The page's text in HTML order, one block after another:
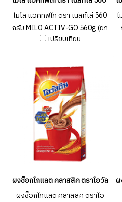
ไมโล แอคทิฟโก ตรา เนสท์เล่ 560
กรัม MILO ACTIV-GO 560g (ยก
ลัง 18 ชิ้น )
เปรียบเทียบ
ผงช็อกโกแลต คลาสสิค ตราโอวัลติน
ผงช็อกโกแลต คลาสสิค ตราโอ
ผ